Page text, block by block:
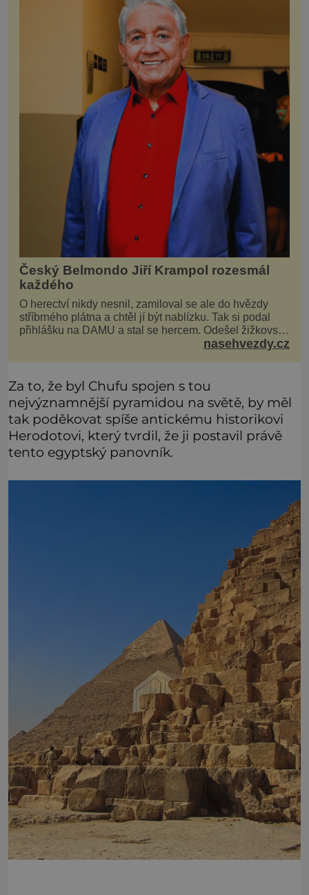
Český Belmondo Jiří Krampol rozesmál
každého
O herectví nikdy nesnil, zamiloval se ale do hvězdy
stříbrného plátna a chtěl jí být nablízku. Tak si podal
přihlášku na DAMU a stal se hercem. Odešel žižkovský
matador, který všude rozdával humor, i když jemu
nasehvezdy.cz
Za to, že byl Chufu spojen s tou
nejvýznamnější pyramidou na světě, by měl
tak poděkovat spíše antickému historikovi
Herodotovi, který tvrdil, že ji postavil právě
tento egyptský panovník.